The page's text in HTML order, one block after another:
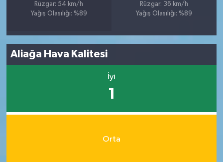
Rüzgar: 54 km/h
Yağış Olasılığı: %89
Rüzgar: 36 km/h
Yağış Olasılığı: %89
Aliağa Hava Kalitesi
İyi
1
Orta